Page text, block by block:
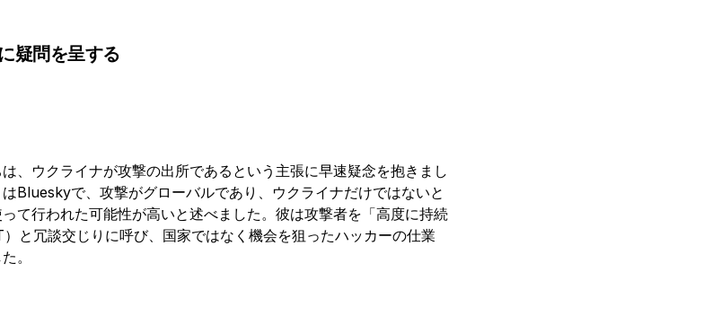
疑問を呈する
、ウクライナが攻撃の出所であるという主張に早速疑念を抱きまし
Blueskyで、攻撃がグローバルであり、ウクライナだけではないと
て行われた可能性が高いと述べました。彼は攻撃者を「高度に持続
と冗談交じりに呼び、国家ではなく機会を狙ったハッカーの仕業
。